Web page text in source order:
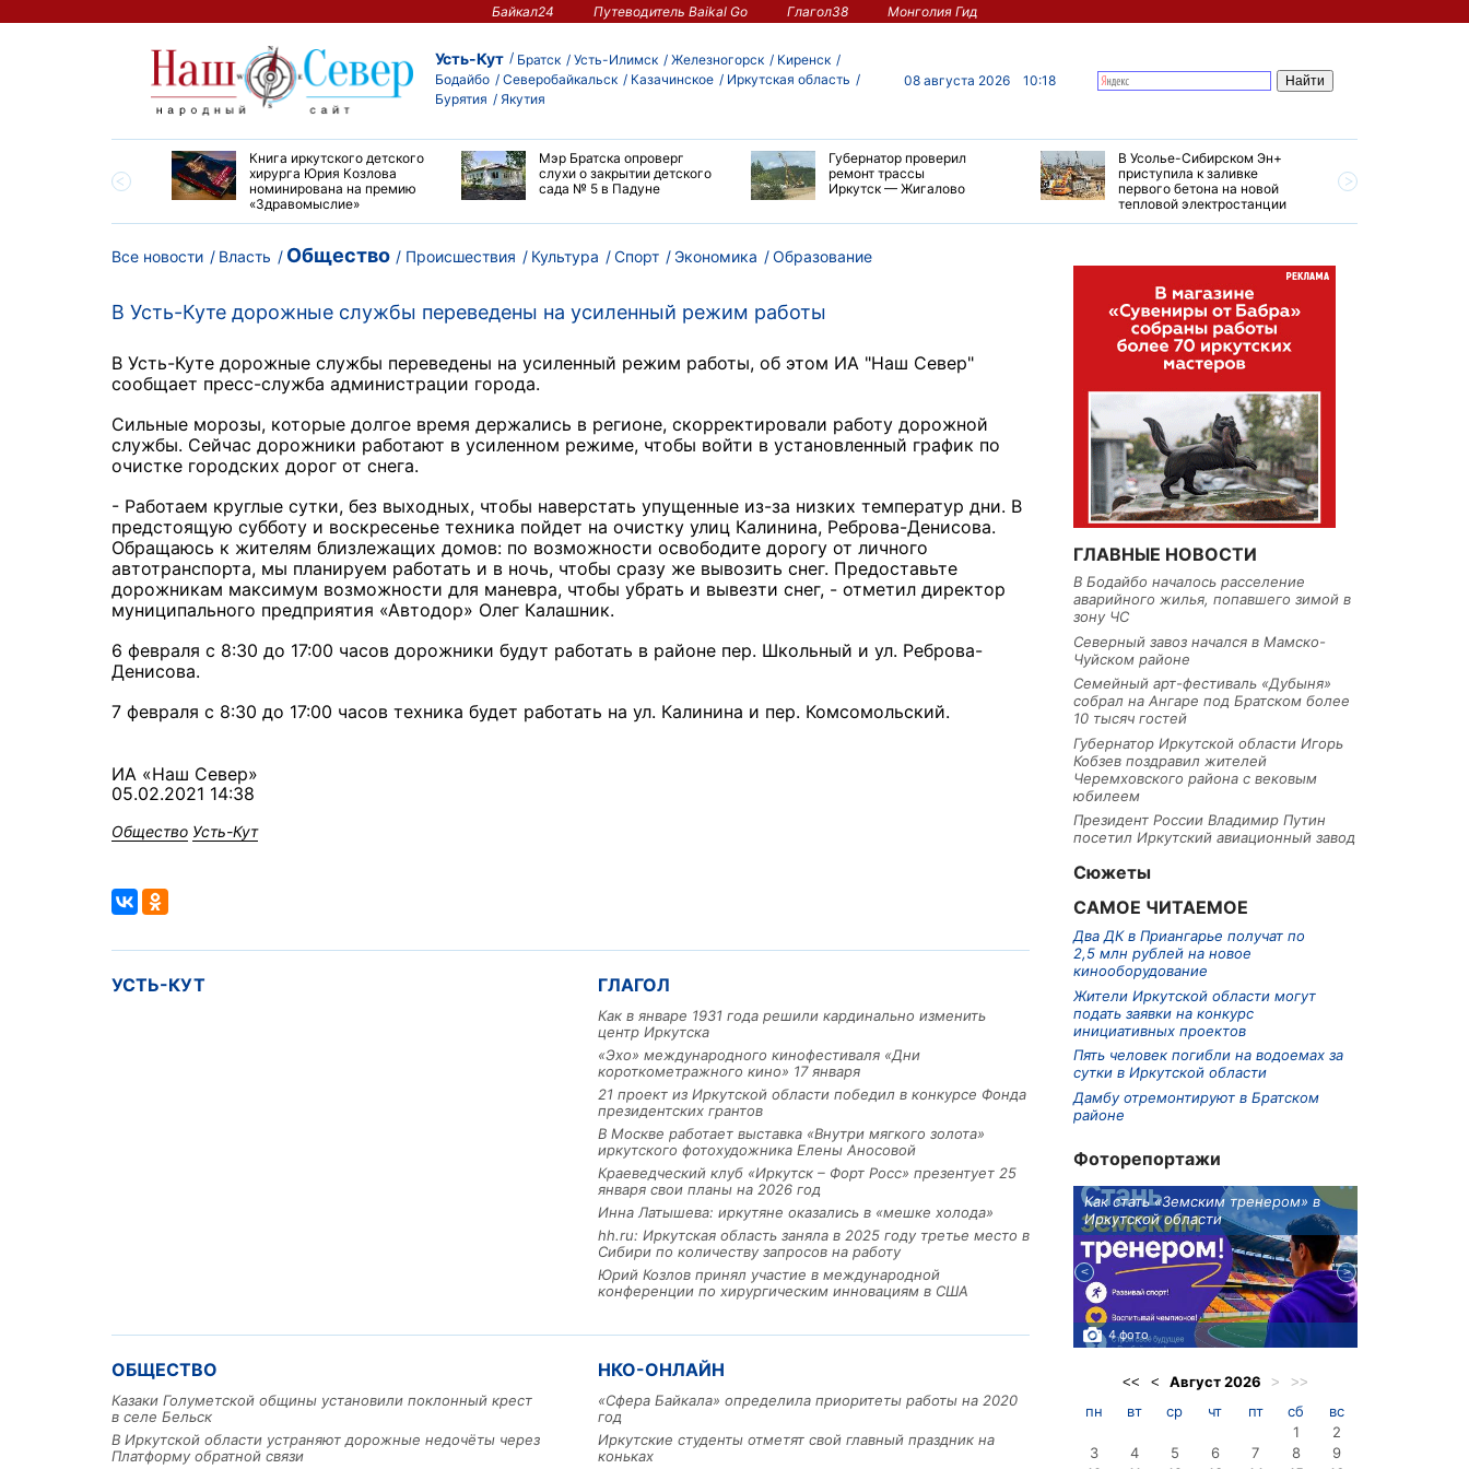
Байкал24 Путеводитель Baikal Go Глагол38 Монголия Гид
Усть-Кут Братск Усть-Илимск Железногорск
Киренск
Бодайбо
Северобайкальск Казачинское
Иркутская область
Бурятия
Якутия
08 августа 2026 10:18
большой эстафеты
Книга иркутского детского
хирурга Юрия Козлова
номинирована на премию
«Здравомыслие»
Мэр Братска опроверг
слухи о закрытии детского
сада № 5 в Падуне
Губернатор проверил
ремонт трассы
Иркутск — Жигалово
В Усолье-Сибирском Эн+
приступила к заливке
первого бетона на новой
тепловой электростанции
Все новости Власть Общество Происшествия Культура Спорт Экономика Образование
В Усть-Куте дорожные службы переведены на усиленный режим работы
В Усть-Куте дорожные службы переведены на усиленный режим работы, об этом ИА "Наш Север"
сообщает пресс-служба администрации города.
Сильные морозы, которые долгое время держались в регионе, скорректировали работу дорожной
службы. Сейчас дорожники работают в усиленном режиме, чтобы войти в установленный график по
очистке городских дорог от снега.
- Работаем круглые сутки, без выходных, чтобы наверстать упущенные из-за низких температур дни. В
предстоящую субботу и воскресенье техника пойдет на очистку улиц Калинина, Реброва-Денисова.
Обращаюсь к жителям близлежащих домов: по возможности освободите дорогу от личного
автотранспорта, мы планируем работать и в ночь, чтобы сразу же вывозить снег. Предоставьте
дорожникам максимум возможности для маневра, чтобы убрать и вывезти снег, - отметил директор
муниципального предприятия «Автодор» Олег Калашник.
6 февраля с 8:30 до 17:00 часов дорожники будут работать в районе пер. Школьный и ул. Реброва-
Денисова.
7 февраля с 8:30 до 17:00 часов техника будет работать на ул. Калинина и пер. Комсомольский.
ИА «Наш Север»
05.02.2021 14:38
Общество Усть-Кут
УСТЬ-КУТ ГЛАГОЛ
Как в январе 1931 года решили кардинально изменить
центр Иркутска
«Эхо» международного кинофестиваля «Дни
короткометражного кино» 17 января
21 проект из Иркутской области победил в конкурсе Фонда
президентских грантов
В Москве работает выставка «Внутри мягкого золота»
иркутского фотохудожника Елены Аносовой
Краеведческий клуб «Иркутск – Форт Росс» презентует 25
января свои планы на 2026 год
Инна Латышева: иркутяне оказались в «мешке холода»
hh.ru: Иркутская область заняла в 2025 году третье место в
Сибири по количеству запросов на работу
Юрий Козлов принял участие в международной
конференции по хирургическим инновациям в США
ОБЩЕСТВО
Казаки Голуметской общины установили поклонный крест
в селе Бельск
В Иркутской области устраняют дорожные недочёты через
Платформу обратной связи
НКО-ОНЛАЙН
«Сфера Байкала» определила приоритеты работы на 2020
год
Иркутские студенты отметят свой главный праздник на
коньках
ГЛАВНЫЕ НОВОСТИ
В Бодайбо началось расселение
аварийного жилья, попавшего зимой в
зону ЧС
Северный завоз начался в Мамско-
Чуйском районе
Семейный арт-фестиваль «Дубыня»
собрал на Ангаре под Братском более
10 тысяч гостей
Губернатор Иркутской области Игорь
Кобзев поздравил жителей
Черемховского района с вековым
юбилеем
Президент России Владимир Путин
посетил Иркутский авиационный завод
Сюжеты
САМОЕ ЧИТАЕМОЕ
Два ДК в Приангарье получат по
2,5 млн рублей на новое
кинооборудование
Жители Иркутской области могут
подать заявки на конкурс
инициативных проектов
Пять человек погибли на водоемах за
сутки в Иркутской области
Дамбу отремонтируют в Братском
районе
Фоторепортажи
Льготный заём в 9 миллионов
рублей получит
машиностроительное предприятие
из Иркутской области
3 фото
Как стать «Земским тренером» в
Иркутской области
4 фото
<< < Август2026 > >>
пн вт ср чт пт сб
вс
1
2
3
4 5 6 7 8
9